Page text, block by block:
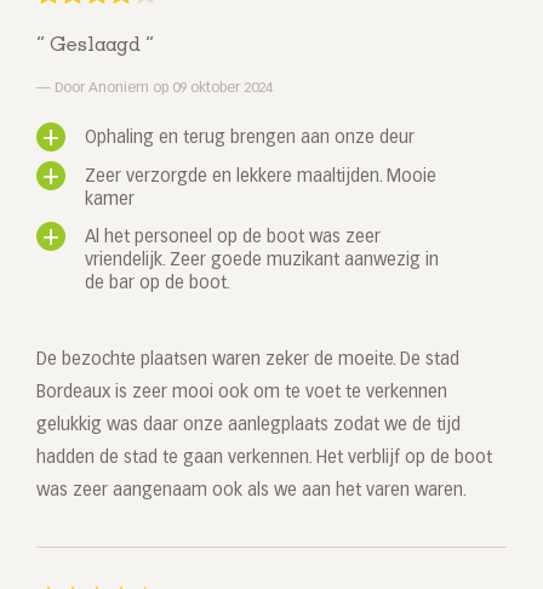
Geslaagd
Door Anoniem op 09 oktober 2024
Ophaling en terug brengen aan onze deur
Zeer verzorgde en lekkere maaltijden. Mooie
kamer
Al het personeel op de boot was zeer
vriendelijk. Zeer goede muzikant aanwezig in
de bar op de boot.
De bezochte plaatsen waren zeker de moeite. De stad
Bordeaux is zeer mooi ook om te voet te verkennen
gelukkig was daar onze aanlegplaats zodat we de tijd
hadden de stad te gaan verkennen. Het verblijf op de boot
was zeer aangenaam ook als we aan het varen waren.